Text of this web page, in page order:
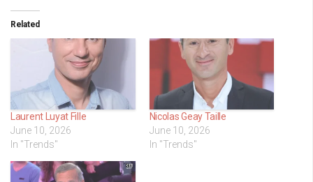
Related
Laurent Luyat Fille
June 10, 2026
In "Trends"
Nicolas Geay Taille
June 10, 2026
In "Trends"